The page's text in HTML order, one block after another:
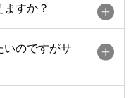
すか？
いのですがサ